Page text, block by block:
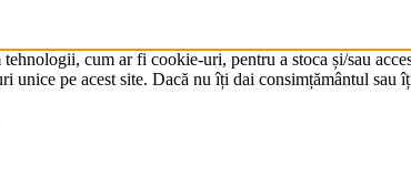
cum ar fi cookie-uri, pentru a stoca și/sau
unice pe acest site. Dacă nu îți dai consimțământul